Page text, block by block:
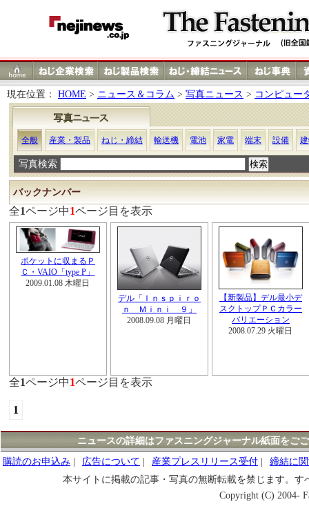
現在位置： HOME > ニュース＆コラム > 写真ニュース > コンピュー
全般 産業・製品 ねじ・締結 輸送機 電池 家電 端末 設備
写真検索
バックナンバー
全1ページ中1ページ目を表示
ポケットに収まるＰ
Ｃ・VAIO「type P」
2009.01.08 木曜日
デル「Ｉｎｓｐｉｒｏ
ｎ Ｍｉｎｉ ９」
2008.09.08 月曜日
【新製品】デル最小デ
スクトップＰＣカラー
バリエーション
2008.07.29 火曜日
全1ページ中1ページ目を表示
1
ニュースの詳細はファスニングジャーナル紙面をご
購読のお申込み
広告について 産業プレスリリース受付
締結に
本サイトに掲載の記事・写真の無断転載を禁じます。
Copyright (C) 2004-